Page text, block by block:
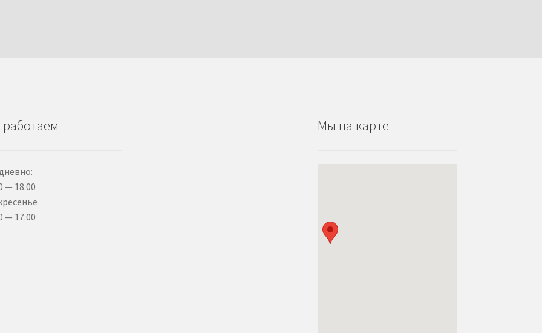
— 18.00
— 17.00
Мы на карте